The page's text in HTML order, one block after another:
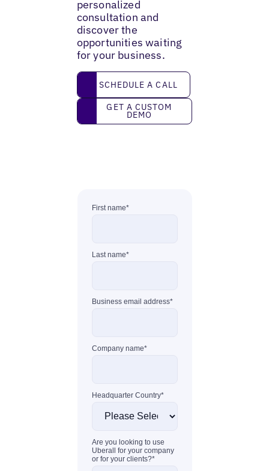
personalized
consultation and
discover the
opportunities waiting
for your business.
Schedule a call
SCHEDULE A CALL
Get a custom demo
GET A CUSTOM
DEMO